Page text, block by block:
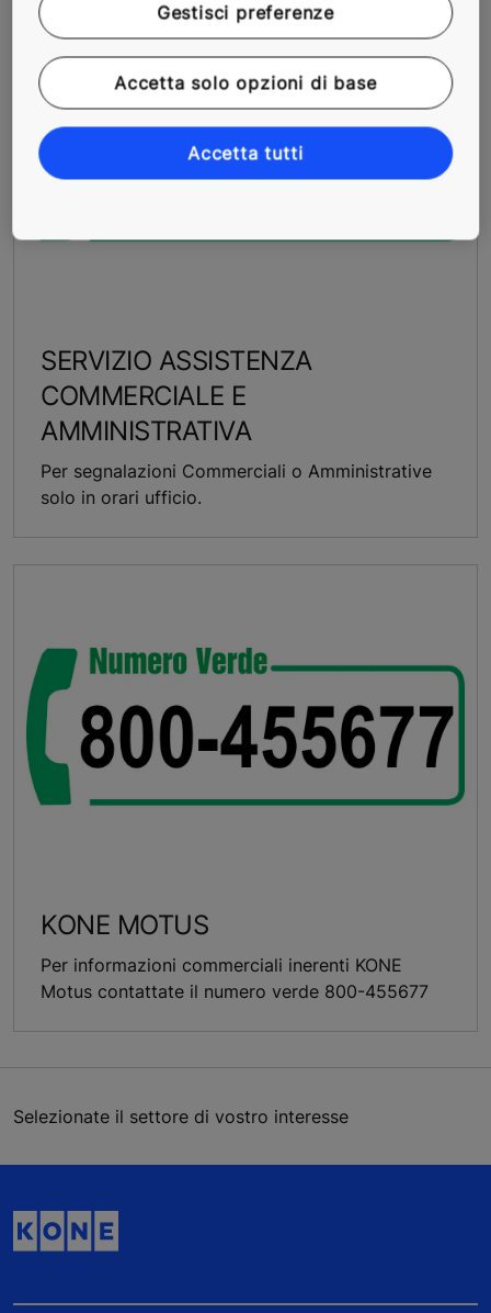
SERVIZIO ASSISTENZA
COMMERCIALE E
AMMINISTRATIVA
Per segnalazioni Commerciali o Amministrative
solo in orari ufficio.
KONE MOTUS
Per informazioni commerciali inerenti KONE
Motus contattate il numero verde 800-455677
Selezionate il settore di vostro interesse
Gestisci preferenze
Accetta solo opzioni di base
Accetta tutti